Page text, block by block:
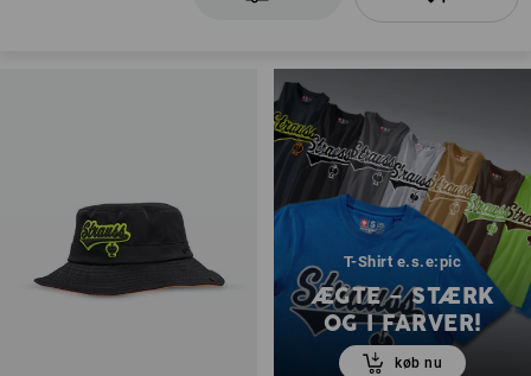
T-Shirt e.s.e:pic
ÆGTE – STÆRK
OG I FARVER!
køb nu